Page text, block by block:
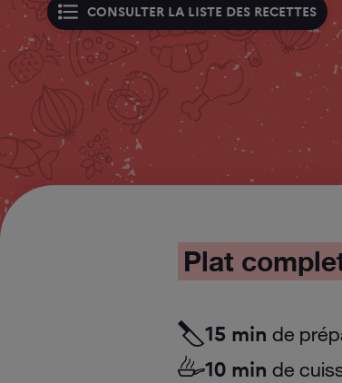
CONSULTER LA LISTE DES RECETTES
Plat
15 min de
10 min de